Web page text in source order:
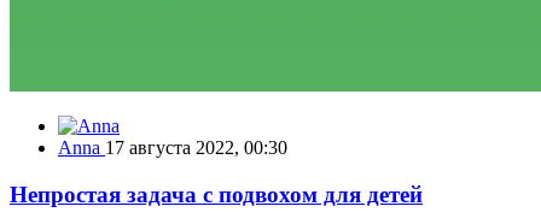
Anna 17 августа 2022, 00:30
Непростая задача с подвохом для детей